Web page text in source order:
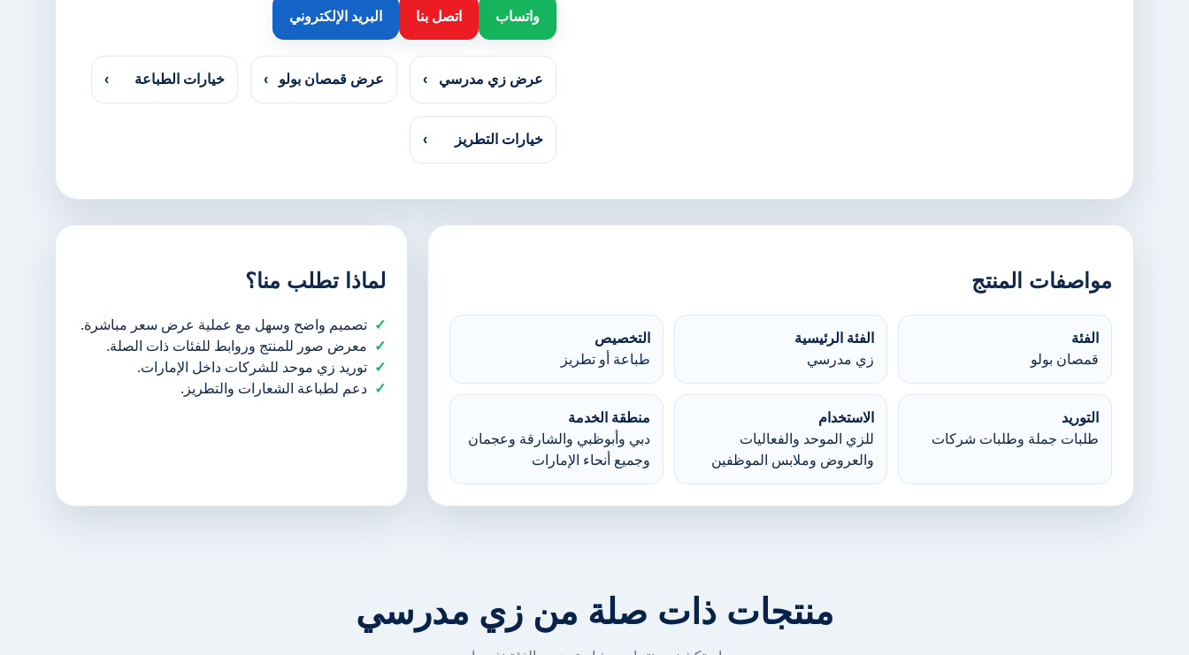
واتساب اتصل بنا البريد الإلكتروني
عرض زي مدرسي › عرض قمصان بولو › خيارات الطباعة ›
خيارات التطريز ›
مواصفات المنتج
الفئة
قمصان بولو
الفئة الرئيسية
زي مدرسي
التخصيص
طباعة أو تطريز
التوريد
طلبات جملة وطلبات شركات
الاستخدام
للزي الموحد والفعاليات
والعروض وملابس الموظفين
منطقة الخدمة
دبي وأبوظبي والشارقة وعجمان
وجميع أنحاء الإمارات
لماذا تطلب منا؟
تصميم واضح وسهل مع عملية عرض سعر مباشرة.
معرض صور للمنتج وروابط للفئات ذات الصلة.
توريد زي موحد للشركات داخل الإمارات.
دعم لطباعة الشعارات والتطريز.
منتجات ذات صلة من زي مدرسي